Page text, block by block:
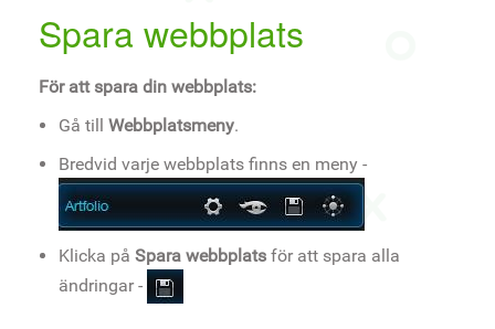
Spara webbplats
För att spara din webbplats:
Gå till Webbplatsmeny.
Bredvid varje webbplats finns en meny -
Klicka på Spara webbplatsför att spara alla
ändringar -